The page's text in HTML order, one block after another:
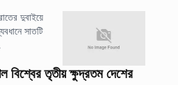
দুবাইয়ে
সাতটি
বিশ্বের তৃতীয় ক্ষুদ্রতম দেশের